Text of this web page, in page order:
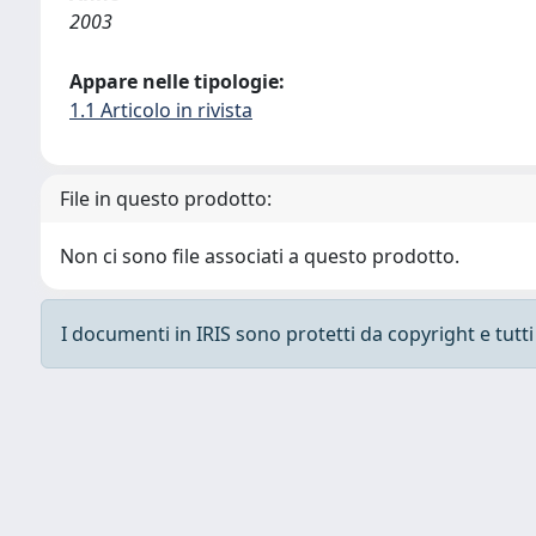
2003
Appare nelle tipologie:
1.1 Articolo in rivista
File in questo prodotto:
Non ci sono file associati a questo prodotto.
I documenti in IRIS sono protetti da copyright e